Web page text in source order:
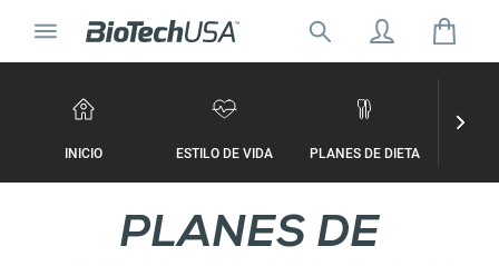
Cambiar la navegación
Buscar:
INICIO ESTILO DE VIDA PLANES DE DIETA
PLANES DE